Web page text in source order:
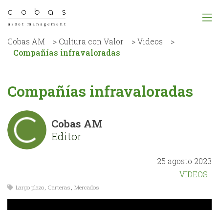
Cobas AM > Cultura con Valor >Videos
>
Compañías infravaloradas
Compañías infravaloradas
Cobas AM
Editor
25 agosto 2023
VIDEOS
Largo plazo, Carteras , Mercados